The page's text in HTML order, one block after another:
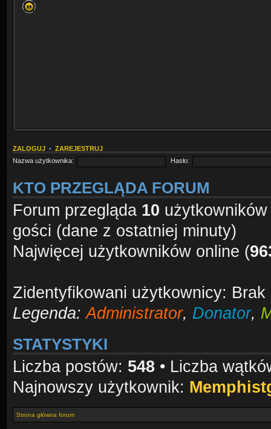
ZALOGUJ • ZAREJESTRUJ
Nazwa użytkownika:
Hasło:
KTO PRZEGLĄDA FORUM
Forum przegląda 10
gości (dane z ostatniej minuty)
Najwięcej użytkowników online (
Zidentyfikowani użytkownicy:
Legenda:Administrator, Donator,
STATYSTYKI
Liczba postów: 548 • Liczba
Najnowszy użytkownik:
Strona główna forum